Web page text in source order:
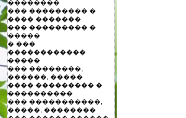
��������
��� ��������� �
���� �������
��� ��������� �
�����
� ���
������������
�����
��� ��������,
������, �����
���� ��������� �
����������
��� �����������,
�����, ��������